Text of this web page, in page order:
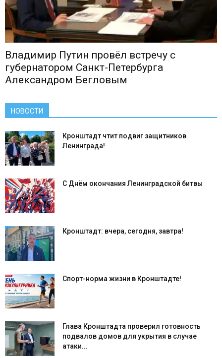
Владимир Путин провёл встречу с
губернатором Санкт-Петербурга
Александром Бегловым
НОВОСТИ
Кронштадт чтит подвиг защитников
Ленинграда!
С Днём окончания Ленинградской битвы
Кронштадт: вчера, сегодня, завтра!
Спорт-норма жизни в Кронштадте!
Глава Кронштадта проверил готовность
подвалов домов для укрытия в случае
атаки...